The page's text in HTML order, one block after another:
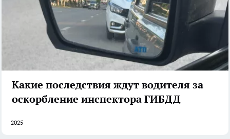
Какие последствия ждут водителя за
оскорбление инспектора ГИБДД
2025